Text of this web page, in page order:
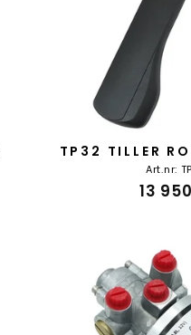
TP32 TILLER
Art.nr:
13